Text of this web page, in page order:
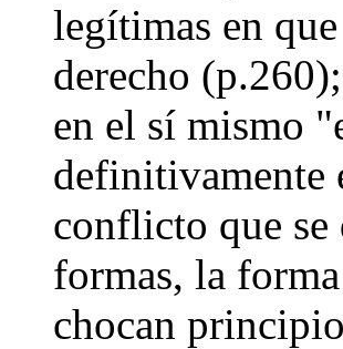
legítimas en
derecho
en el sí mismo
definitivamente
conflicto que se
formas, la
chocan